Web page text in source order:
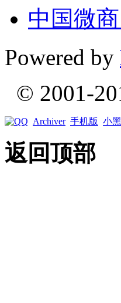
中国微
Powered by
© 2001-
Archiver 手机版 小
返回顶部